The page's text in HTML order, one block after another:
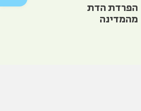
הפרדת הדת
מהמדינה